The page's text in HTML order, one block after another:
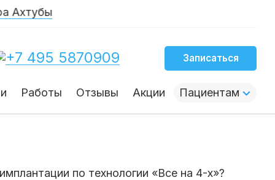
+7 495 5870909 Записаться
Работы Отзывы Акции Пациентам
по технологии «Все на 4-х»?